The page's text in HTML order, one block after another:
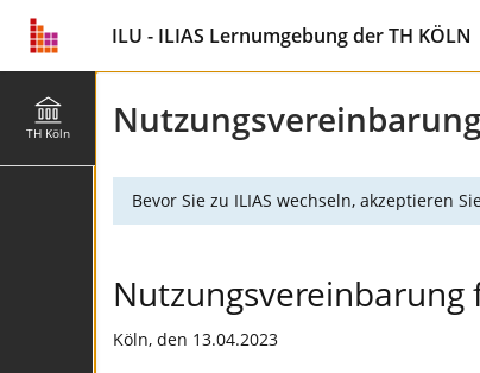
ILU - ILIAS Lernumgebung der TH KÖLN
TH Köln Nutzungsvereinbarung
Bevor Sie zu ILIAS wechseln, akzeptieren
Nutzungsvereinbarung
Köln, den 13.04.2023